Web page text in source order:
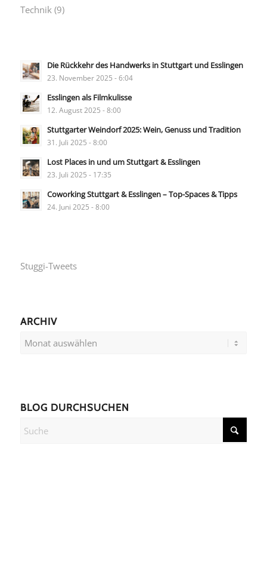
Technik (9)
Die Rückkehr des Handwerks in Stuttgart und Esslingen
23. November 2025 - 6:04
Esslingen als Filmkulisse
12. August 2025 - 8:00
Stuttgarter Weindorf 2025: Wein, Genuss und Tradition
31. Juli 2025 - 8:00
Lost Places in und um Stuttgart & Esslingen
23. Juli 2025 - 17:35
Coworking Stuttgart & Esslingen – Top-Spaces & Tipps
24. Juni 2025 - 8:00
Stuggi-Tweets
ARCHIV
BLOG DURCHSUCHEN